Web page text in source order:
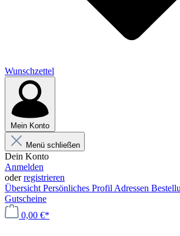
Wunschzettel
Mein Konto
Menü schließen
Dein Konto
Anmelden
oderregistrieren
Übersicht Persönliches Profil Adressen
Gutscheine
0,00 €*